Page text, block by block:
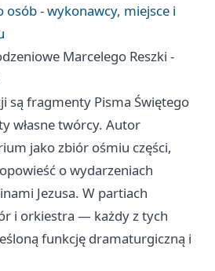
osób - wykonawcy, miejsce i
Marcelego Reszki -
są fragmenty Pisma Świętego
własne twórcy. Autor
jako zbiór ośmiu części,
o wydarzeniach
Jezusa. W partiach
i orkiestra — każdy z tych
funkcję dramaturgiczną i